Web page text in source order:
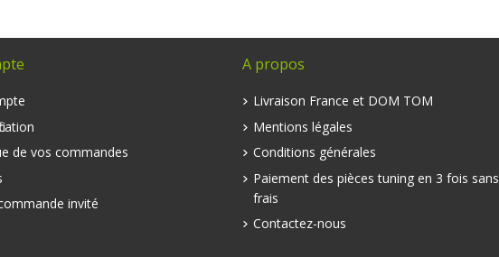
de vos commandes
invité
A propos
Livraison France et DOM TOM
Mentions légales
Conditions générales
Paiement des pièces tuning en 3 fois sans
frais
Contactez-nous